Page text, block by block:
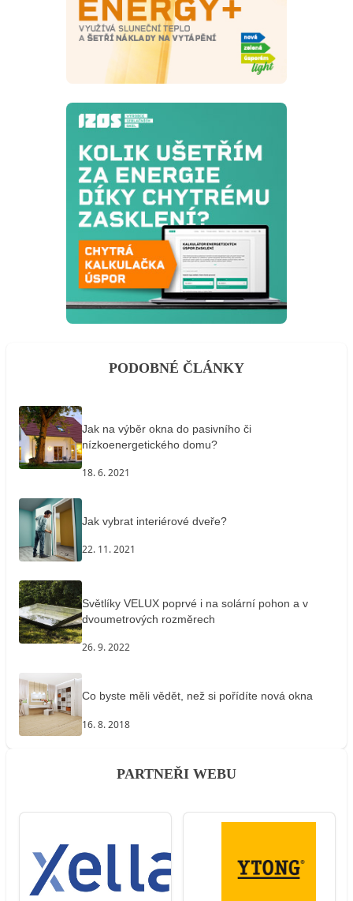
PODOBNÉ ČLÁNKY
Jak na výběr okna do pasivního či
nízkoenergetického domu?
18. 6. 2021
Jak vybrat interiérové dveře?
22. 11. 2021
Světlíky VELUX poprvé i na solární pohon a v
dvoumetrových rozměrech
26. 9. 2022
Co byste měli vědět, než si pořídíte nová okna
16. 8. 2018
PARTNEŘI WEBU